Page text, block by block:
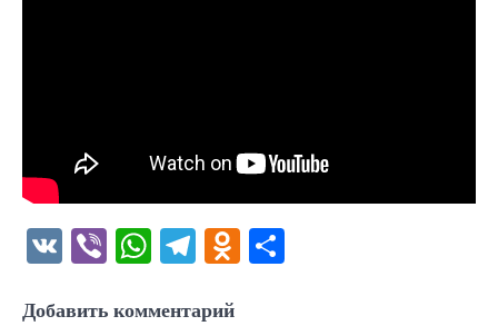
VK ViberWhatsApp
Telegram
Odnoklassniki
Добавить комментарий